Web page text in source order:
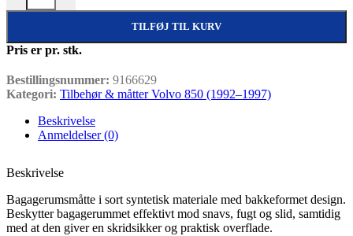
TILFØJ TIL KURV
Pris er pr. stk.
Bestillingsnummer: 9166629
Kategori: Tilbehør & måtter Volvo 850 (1992–1997)
Beskrivelse
Anmeldelser (0)
Beskrivelse
Bagagerumsmåtte i sort syntetisk materiale med bakkeformet design.
Beskytter bagagerummet effektivt mod snavs, fugt og slid, samtidig
med at den giver en skridsikker og praktisk overflade.